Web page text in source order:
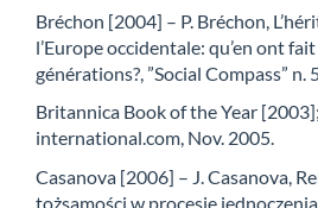
Bréchon [2004] – P. Bréchon,
l’Europe occidentale: qu’en ont
générations?, ”Social Compass” n.
Britannica Book of the Year
international.com, Nov. 2005.
Casanova [2006] – J. Casanova,
tożsamości w procesie jednoczenia